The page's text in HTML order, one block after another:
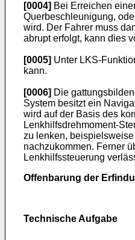
[0004] Bei Erreichen
Querbeschleunigung,
wird. Der Fahrer muss
abrupt erfolgt, kann dies
[0005] Unter LKS-
kann.
[0006] Die
System besitzt ein
wird auf der Basis des
Lenkhilfsdrehmoment-
zu lenken,
nachzukommen. Ferner
Lenkhilfssteuerung
Offenbarung der
Technische Aufgabe